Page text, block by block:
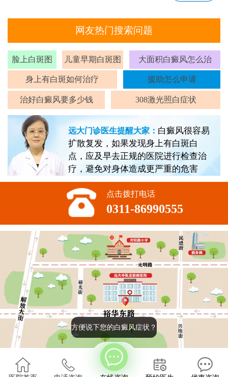
网友热门搜索问题
脸上白斑图 儿童早期白斑图 大面积白癜风怎么治
身上有白斑如何治疗 援助怎么申请
治好白癜风要多少钱 308激光照白症状
远大门诊医生提醒大家： 白癜风很容易
扩散复发，如果发现身上有白斑白
点，应及早去正规的医院进行检查治
疗，避免对身体造成更严重的危害
点击拨打电话
0311-86990555
版权所有:石家庄远大中医皮肤病医院 2022
方便说下您的白癜风症状？